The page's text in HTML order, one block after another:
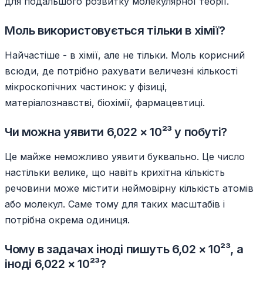
Моль використовується тільки в хімії?
Найчастіше - в хімії, але не тільки. Моль корисний
всюди, де потрібно рахувати величезні кількості
мікроскопічних частинок: у фізиці,
матеріалознавстві, біохімії, фармацевтиці.
Чи можна уявити 6,022 × 10²³ у побуті?
Це майже неможливо уявити буквально. Це число
настільки велике, що навіть крихітна кількість
речовини може містити неймовірну кількість атомів
або молекул. Саме тому для таких масштабів і
потрібна окрема одиниця.
Чому в задачах іноді пишуть 6,02 × 10²³, а
іноді 6,022 × 10²³?